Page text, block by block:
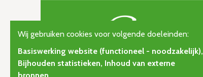
Wij gebruiken cookies voor volgende doeleinden:
Basiswerking website (functioneel - noodzakelijk),
Bijhouden statistieken, Inhoud van externe